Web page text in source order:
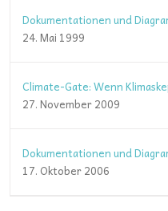
Dokumentationen und
24. Mai 1999
Climate-Gate: Wenn
27. November 2009
Dokumentationen und
17. Oktober 2006